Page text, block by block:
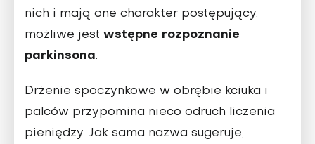
nich i mają one charakter postępujący,
możliwe jest wstępne rozpoznanie
parkinsona.
Drżenie spoczynkowe w obrębie kciuka i
palców przypomina nieco odruch liczenia
pieniędzy. Jak sama nazwa sugeruje,